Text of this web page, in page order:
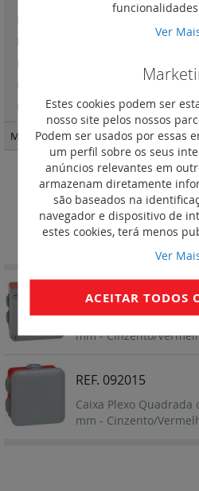
Caixas
Ordenar por
REF. 092025
Caixa Plexo Quadrada
mm - Cinzento/
REF. 092015
Caixa Plexo Quadrada
mm - Cinzento/
Plexo New - Monobloco, Saliente
Plexo New - Monobloco, de encastrar
Plexo New - Versão Componível
Plexo with Netatmo - Casa Conectada
Plexo New - Tomadas Green'up Access
Material de instalação(185)
Ver
Estes cookies podem ser
nosso site pelos nossos
Podem ser usados por essas
um perfil sobre os seus
anúncios relevantes em
armazenam diretamente
são baseados na
navegador e dispositivo de
estes cookies, terá menos
Ver
ACEITAR TODOS